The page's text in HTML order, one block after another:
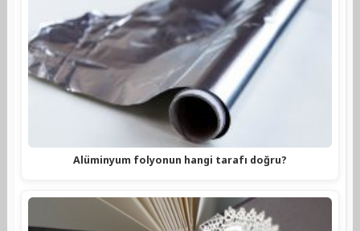
Alüminyum folyonun hangi tarafı doğru?